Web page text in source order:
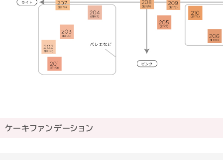
ケーキファンデーション